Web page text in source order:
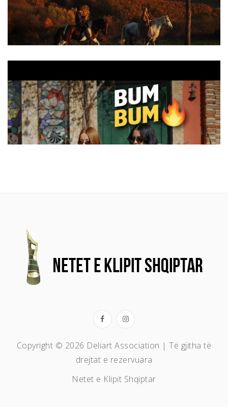
Copyright © 2026 Deliart Association | Të gjitha të
drejtat e rezervuara
Netet e Klipit Shqiptar